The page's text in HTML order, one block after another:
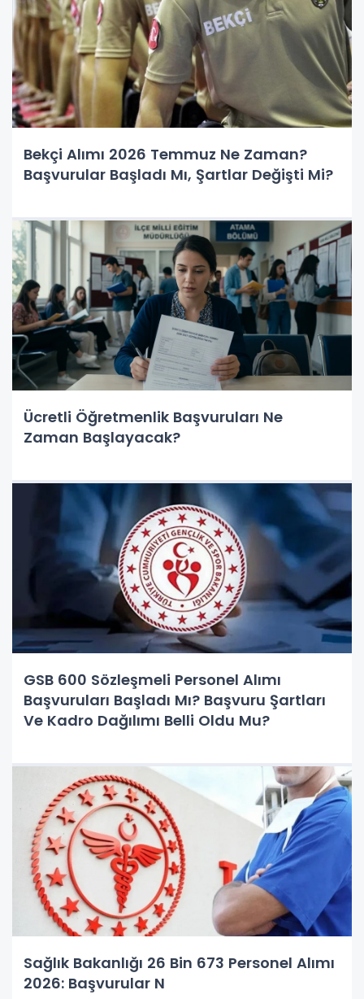
Bekçi Alımı 2026 Temmuz Ne Zaman?
Başvurular Başladı Mı, Şartlar Değişti Mi?
Ücretli Öğretmenlik Başvuruları Ne
Zaman Başlayacak?
GSB 600 Sözleşmeli Personel Alımı
Başvuruları Başladı Mı? Başvuru Şartları
Ve Kadro Dağılımı Belli Oldu Mu?
Sağlık Bakanlığı 26 Bin 673 Personel Alımı
2026: Başvurular N